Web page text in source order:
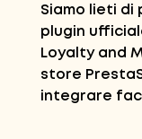
Siamo lieti di
plugin
Loyalty and
store
integrare